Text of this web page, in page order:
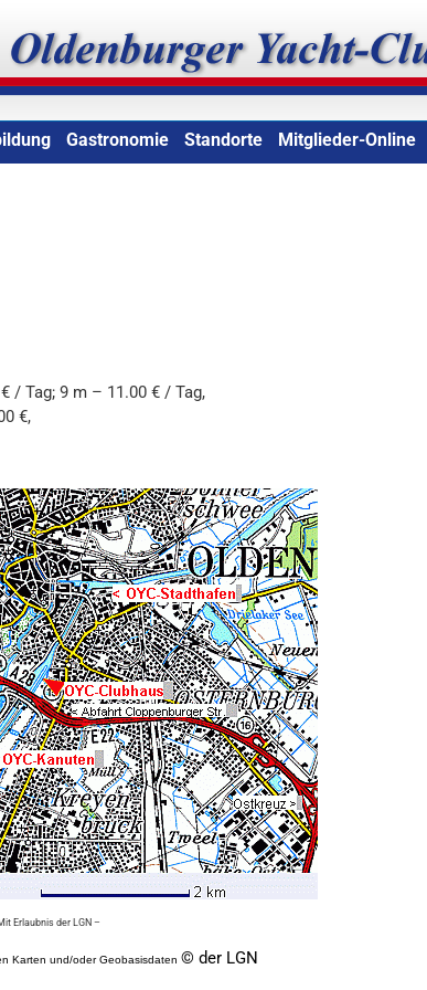
e.V.
Gastronomie Standorte Mitglieder-Online
/ Tag; 9 m – 11.00 € / Tag,
€,
Erlaubnis der LGN –
Karten und/oder Geobasisdaten © der LGN